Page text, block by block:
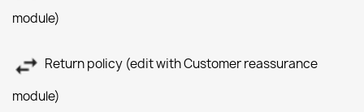
module)
Return policy (edit with Customer reassurance
module)